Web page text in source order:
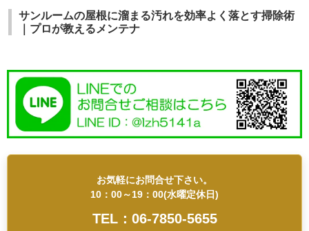
サンルームの屋根に溜まる汚れを効率よく落とす掃除術
｜プロが教えるメンテナ
お気軽にお問合せ下さい。
10：00～19：00(水曜定休日)
TEL：06-7850-5655